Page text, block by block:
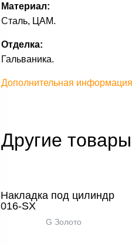
Материал:
Сталь, ЦАМ.
Отделка:
Гальваника.
Дополнительная информация
Другие
Накладка под цилиндр
016-SX
G Золото